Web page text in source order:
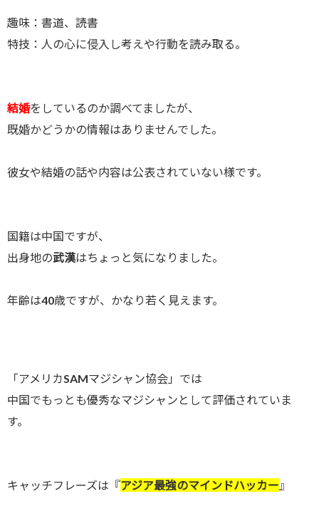
趣味：書道、読書
特技：人の心に侵入し考えや行動を読み取る。
結婚をしているのか調べてましたが、
既婚かどうかの情報はありませんでした。
彼女や結婚の話や内容は公表されていない様です。
国籍は中国ですが、
出身地の武漢はちょっと気になりました。
年齢は40歳ですが、かなり若く見えます。
「アメリカSAMマジシャン協会」では
中国でもっとも優秀なマジシャンとして評価されていま
す。
キャッチフレーズは『アジア最強のマインドハッカー 』